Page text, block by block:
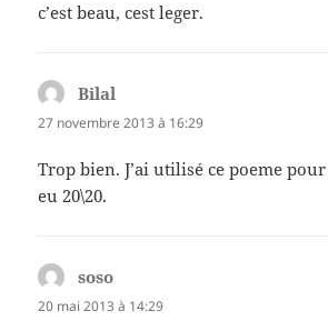
c’est beau, cest leger.
Bilal
27 novembre 2013 à 16:29
Trop bien. J’ai utilisé ce poeme
eu 20\20.
soso
20 mai 2013 à 14:29